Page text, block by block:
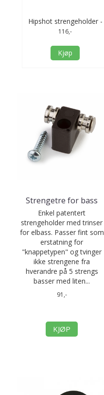
Hipshot strengeholder -
2 strenger - svart
116,-
Kjøp
Strengetre for bass
Enkel patentert
strengeholder med trinser
for elbass. Passer fint som
erstatning for
"knappetypen" og tvinger
ikke strengene fra
hverandre på 5 strengs
basser med liten...
91,-
KJØP